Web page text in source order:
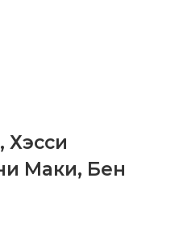
, Хэсси
Маки, Бен